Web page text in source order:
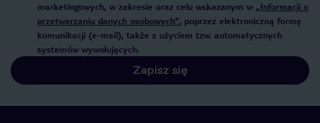
marketingowych, w zakresie oraz celu wskazanym w „Informacji o
przetwarzaniu danych osobowych”, poprzez elektroniczną formę
komunikacji (e-mail), także z użyciem tzw. automatycznych
systemów wywołujących.
Zapisz się